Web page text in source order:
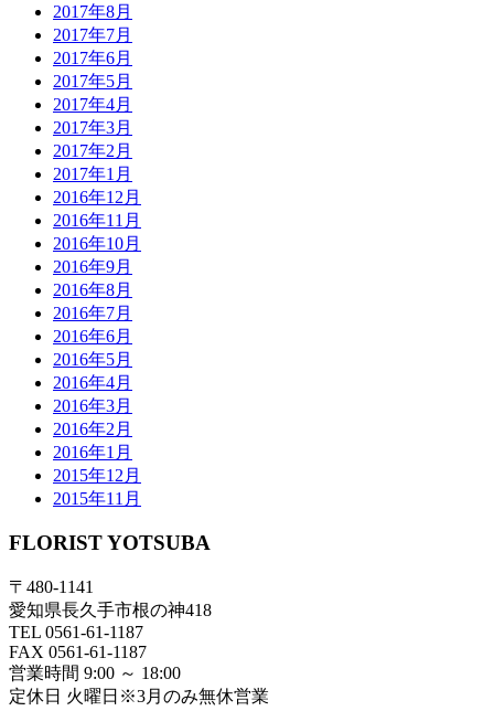
2017年8月
2017年7月
2017年6月
2017年5月
2017年4月
2017年3月
2017年2月
2017年1月
2016年12月
2016年11月
2016年10月
2016年9月
2016年8月
2016年7月
2016年6月
2016年5月
2016年4月
2016年3月
2016年2月
2016年1月
2015年12月
2015年11月
FLORIST YOTSUBA
〒480-1141
愛知県長久手市根の神418
TEL 0561-61-1187
FAX 0561-61-1187
営業時間 9:00 ～ 18:00
定休日 火曜日※3月のみ無休営業